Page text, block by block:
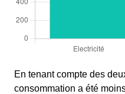
En tenant compte des
consommation a été